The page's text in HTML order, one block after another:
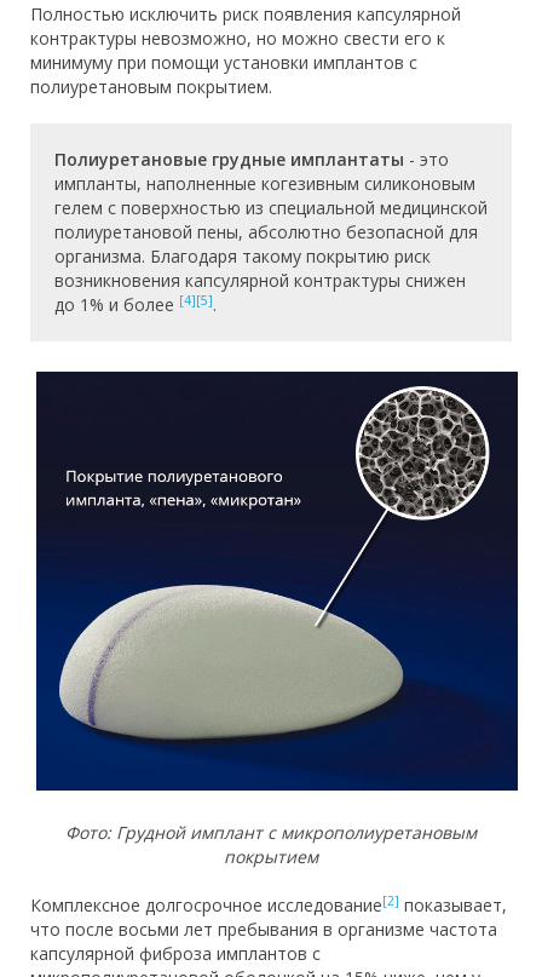
Полностью исключить риск появления капсулярной
контрактуры невозможно, но можно свести его к
минимуму при помощи установки имплантов с
полиуретановым покрытием.
Полиуретановые грудные имплантаты - это
импланты, наполненные когезивным силиконовым
гелем с поверхностью из специальной медицинской
полиуретановой пены, абсолютно безопасной для
организма. Благодаря такому покрытию риск
возникновения капсулярной контрактуры снижен
до 1% и более [4][5].
Фото: Грудной имплант с микрополиуретановым
покрытием
Комплексное долгосрочное исследование[2] показывает,
что после восьми лет пребывания в организме частота
капсулярной фиброза имплантов с